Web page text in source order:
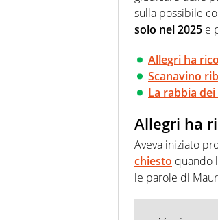
sulla possibile
solo nel 2025 e
Allegri ha
Scanavino
La rabbia
Allegri ha
Aveva iniziato
chiesto quando
le parole di